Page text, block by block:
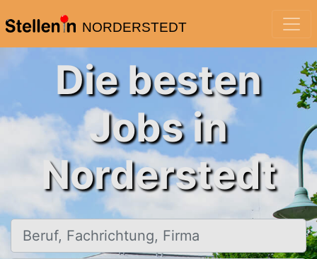
NORDERSTEDT
Die besten
Jobs in
Norderstedt
Beruf, Fachrichtung, Firma